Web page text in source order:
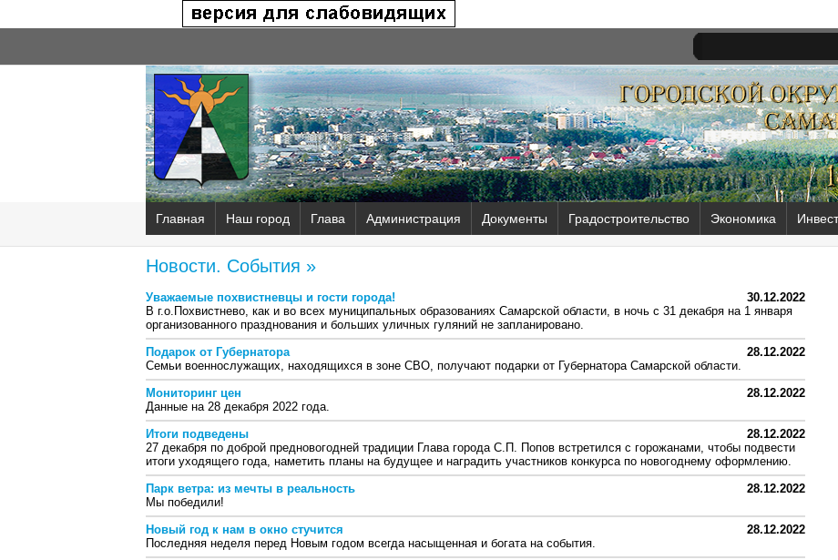
Главная Наш город Глава Администрация Документы Градостроительство Экономика
Новости. События »
30.12.2022
Уважаемые похвистневцы и гости города!
В г.о.Похвистнево, как и во всех муниципальных образованиях Самарской области, в ночь с 31 декабря на 1 января
организованного празднования и больших уличных гуляний не запланировано.
28.12.2022
Подарок от Губернатора
Семьи военнослужащих, находящихся в зоне СВО, получают подарки от Губернатора Самарской области.
28.12.2022
Мониторинг цен
Данные на 28 декабря 2022 года.
28.12.2022
Итоги подведены
27 декабря по доброй предновогодней традиции Глава города С.П. Попов встретился с горожанами, чтобы подвести
итоги уходящего года, наметить планы на будущее и наградить участников конкурса по новогоднему оформлению.
28.12.2022
Парк ветра: из мечты в реальность
Мы победили!
28.12.2022
Новый год к нам в окно стучится
Последняя неделя перед Новым годом всегда насыщенная и богата на события.